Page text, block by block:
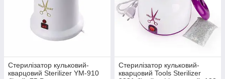
Стерилізатор кульковий-
кварцовий Sterilizer YM-910
Стерилізатор кульковий-
кварцовий Tools Sterilizer